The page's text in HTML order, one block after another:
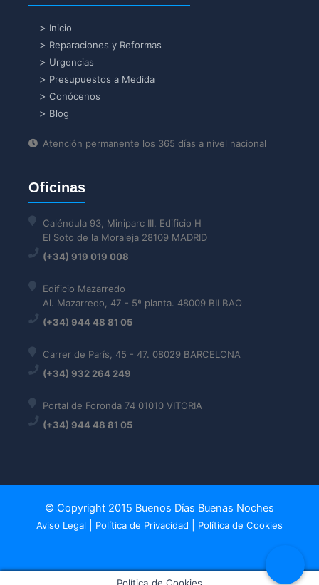
Inicio
Reparaciones y Reformas
Urgencias
Presupuestos a Medida
Conócenos
Blog
Atención permanente los 365 días a nivel nacional
Oficinas
Caléndula 93, Miniparc III, Edificio H
El Soto de la Moraleja 28109 MADRID
(+34) 919 019 008
Edificio Mazarredo
Al. Mazarredo, 47 - 5ª planta. 48009 BILBAO
(+34) 944 48 81 05
Carrer de París, 45 - 47. 08029 BARCELONA
(+34) 932 264 249
Portal de Foronda 74 01010 VITORIA
(+34) 944 48 81 05
© Copyright 2015 Buenos Días Buenas Noches
Aviso Legal Política de Privacidad Política de Cookies